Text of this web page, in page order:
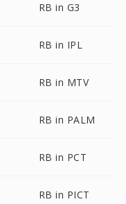
RB in G3
RB in IPL
RB in MTV
RB in PALM
RB in PCT
RB in PICT